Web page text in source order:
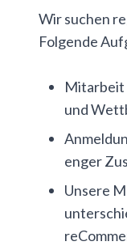
Wir suchen
Folgende
Mitarbeit
und
enger
Unsere